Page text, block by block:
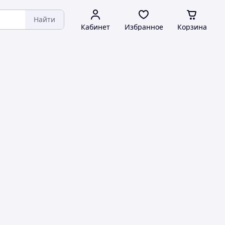
Найти
Кабинет Избранное Корзина